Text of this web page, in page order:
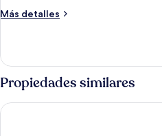
al
Más detalles
Más
de
lujo,
vista
océano
Propiedades similares
Rawai Palm Beach Resort